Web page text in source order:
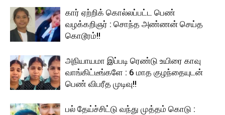
கார் ஏற்றிக் கொல்லப்பட்ட பெண்
வழக்கறிஞர் : சொந்த அண்ணன் செய்த
கொடூரம்!!
அநியாயமா இப்படி ரெண்டு உயிரை காவு
வாங்கிட்டீங்களே : 6 மாத குழந்தையுடன்
பெண் விபரீத முடிவு!!
பல் தேய்ச்சிட்டு வந்து முத்தம் கொடு :